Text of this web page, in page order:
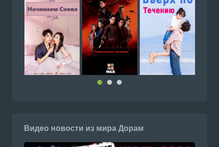
Видео новости из мира Дорам